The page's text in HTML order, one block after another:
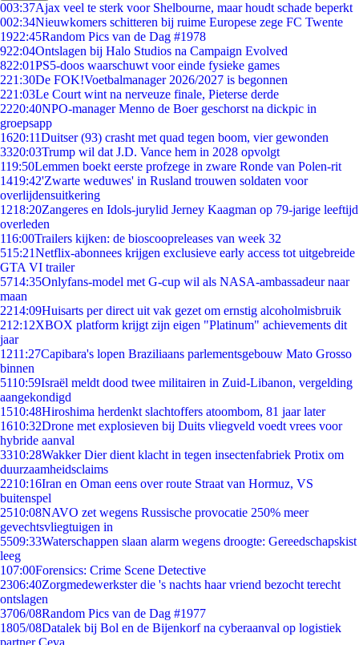
003:37Ajax veel te sterk voor Shelbourne, maar houdt schade beperkt
002:34Nieuwkomers schitteren bij ruime Europese zege FC Twente
1922:45Random Pics van de Dag #1978
922:04Ontslagen bij Halo Studios na Campaign Evolved
822:01PS5-doos waarschuwt voor einde fysieke games
221:30De FOK!Voetbalmanager 2026/2027 is begonnen
221:03Le Court wint na nerveuze finale, Pieterse derde
2220:40NPO-manager Menno de Boer geschorst na dickpic in
groepsapp
1620:11Duitser (93) crasht met quad tegen boom, vier gewonden
3320:03Trump wil dat J.D. Vance hem in 2028 opvolgt
119:50Lemmen boekt eerste profzege in zware Ronde van Polen-rit
1419:42'Zwarte weduwes' in Rusland trouwen soldaten voor
overlijdensuitkering
1218:20Zangeres en Idols-jurylid Jerney Kaagman op 79-jarige leeftijd
overleden
116:00Trailers kijken: de bioscoopreleases van week 32
515:21Netflix-abonnees krijgen exclusieve early access tot uitgebreide
GTA VI trailer
5714:35Onlyfans-model met G-cup wil als NASA-ambassadeur naar
maan
2214:09Huisarts per direct uit vak gezet om ernstig alcoholmisbruik
212:12XBOX platform krijgt zijn eigen "Platinum" achievements dit
jaar
1211:27Capibara's lopen Braziliaans parlementsgebouw Mato Grosso
binnen
5110:59Israël meldt dood twee militairen in Zuid-Libanon, vergelding
aangekondigd
1510:48Hiroshima herdenkt slachtoffers atoombom, 81 jaar later
1610:32Drone met explosieven bij Duits vliegveld voedt vrees voor
hybride aanval
3310:28Wakker Dier dient klacht in tegen insectenfabriek Protix om
duurzaamheidsclaims
2210:16Iran en Oman eens over route Straat van Hormuz, VS
buitenspel
2510:08NAVO zet wegens Russische provocatie 250% meer
gevechtsvliegtuigen in
5509:33Waterschappen slaan alarm wegens droogte: Gereedschapskist
leeg
107:00Forensics: Crime Scene Detective
2306:40Zorgmedewerkster die 's nachts haar vriend bezocht terecht
ontslagen
3706/08Random Pics van de Dag #1977
1805/08Datalek bij Bol en de Bijenkorf na cyberaanval op logistiek
partner Ceva